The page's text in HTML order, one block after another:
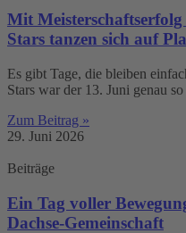
Mit
Stars tanzen sich auf
Es gibt Tage, die bleiben
Stars war der 13. Juni genau
Zum Beitrag »
29. Juni 2026
Beiträge
Ein Tag voller
Dachse-Gemeinschaft